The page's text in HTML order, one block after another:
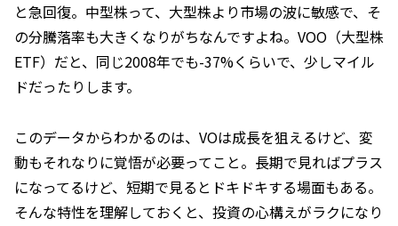
と急回復。中型株って、大型株より市場の波に敏感で、そ
の分騰落率も大きくなりがちなんですよね。VOO（大型株
ETF）だと、同じ2008年でも-37%くらいで、少しマイル
ドだったりします。
このデータからわかるのは、VOは成長を狙えるけど、変
動もそれなりに覚悟が必要ってこと。長期で見ればプラス
になってるけど、短期で見るとドキドキする場面もある。
そんな特性を理解しておくと、投資の心構えがラクになり